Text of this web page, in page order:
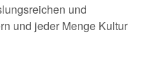
und
und jeder Menge Kultur